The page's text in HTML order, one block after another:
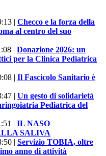
| Checco e la forza della
al centro del suo
| Donazione 2026: un
per la Clinica Pediatrica
| Il Fascicolo Sanitario è
| Un gesto di solidarietà
Pediatrica del
| IL NASO
SALIVA
| Servizio TOBIA, oltre
anno di attività